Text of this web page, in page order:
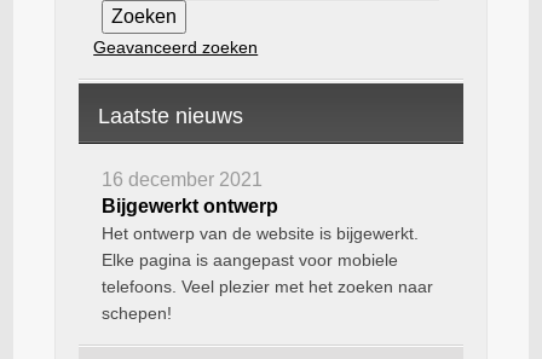
Geavanceerd zoeken
Laatste nieuws
16 december 2021
Bijgewerkt ontwerp
Het ontwerp van de website is bijgewerkt.
Elke pagina is aangepast voor mobiele
telefoons. Veel plezier met het zoeken naar
schepen!